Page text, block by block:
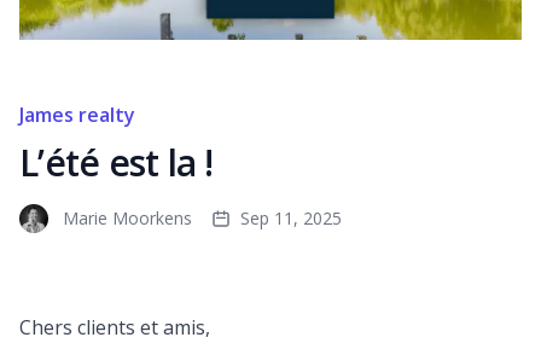
James realty
L’été est la !
Marie Moorkens Sep 11, 2025
Chers clients et amis,